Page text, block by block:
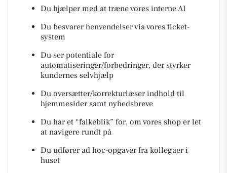
Du hjælper med at træne vores interne AI
Du besvarer henvendelser via vores ticket-
system
Du ser potentiale for
automatiseringer/forbedringer, der styrker
kundernes selvhjælp
Du oversætter/korrekturlæser indhold til
hjemmesider samt nyhedsbreve
Du har et “falkeblik” for, om vores shop er let
at navigere rundt på
Du udfører ad hoc-opgaver fra kollegaer i
huset